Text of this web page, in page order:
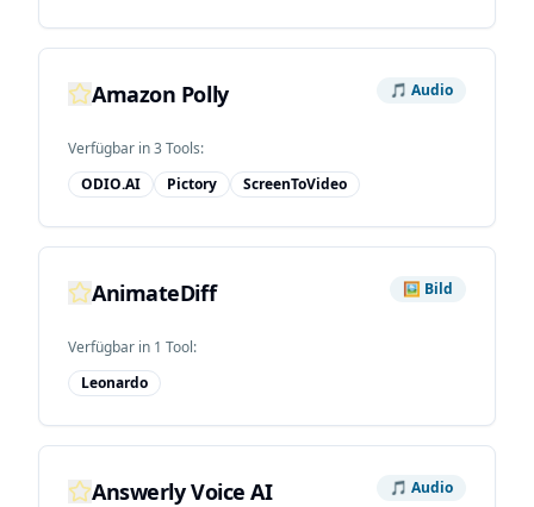
Amazon Polly 🎵 Audio
Verfügbar in3Tools:
ODIO.AI
Pictory ScreenToVideo
AnimateDiff 🖼️ Bild
Verfügbar in 1 Tool:
Leonardo
Answerly Voice AI 🎵 Audio